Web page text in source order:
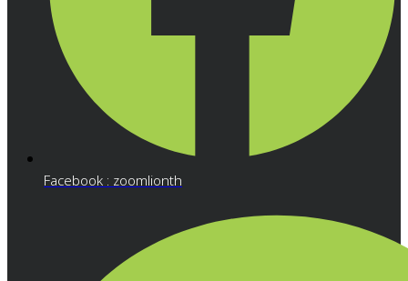
Facebook : zoomlionth